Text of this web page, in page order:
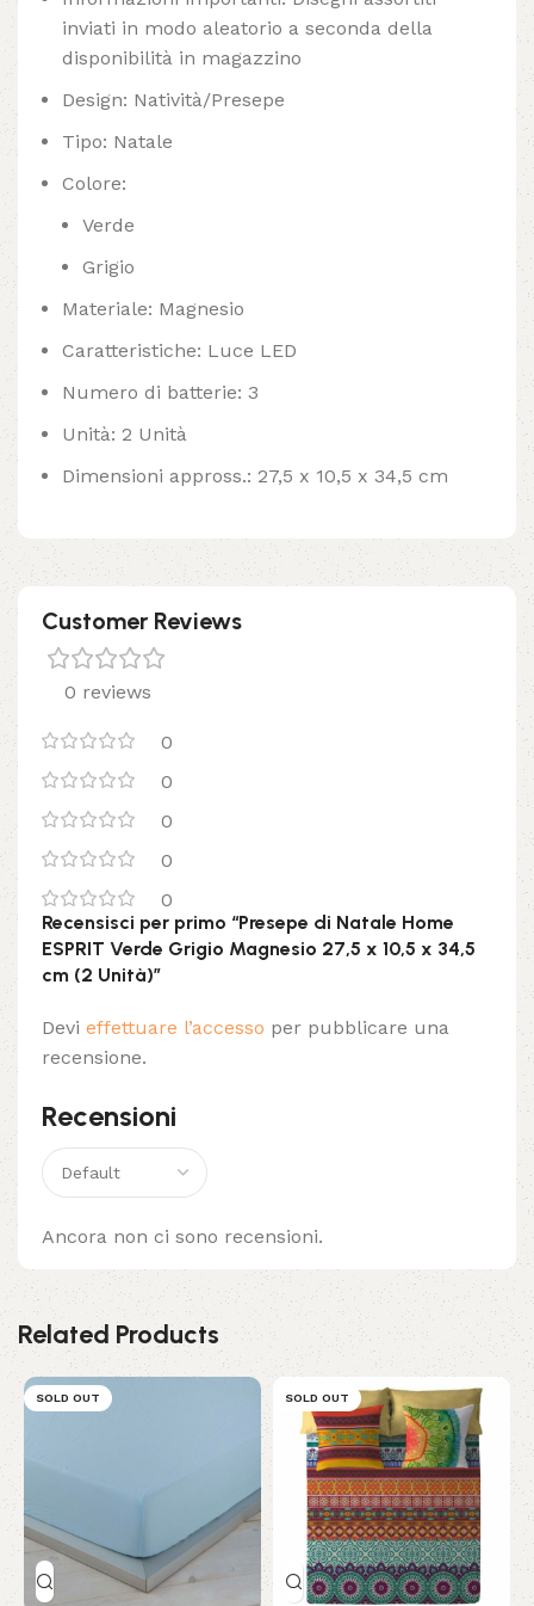
inviati in modo aleatorio a seconda della
disponibilità in magazzino
Design: Natività/Presepe
Tipo: Natale
Colore:
Verde
Grigio
Materiale: Magnesio
Caratteristiche: Luce LED
Numero di batterie: 3
Unità: 2 Unità
Dimensioni appross.: 27,5 x 10,5 x 34,5 cm
Customer Reviews
0 reviews
0
0
0
0
0
Recensioni
Ancora non ci sono recensioni.
Recensisci per primo “Presepe di Natale Home
ESPRIT Verde Grigio Magnesio 27,5 x 10,5 x 34,5
cm (2 Unità)”
Devi effettuare l’accesso per pubblicare una
recensione.
Related Products
SOLD OUT SOLD OUT